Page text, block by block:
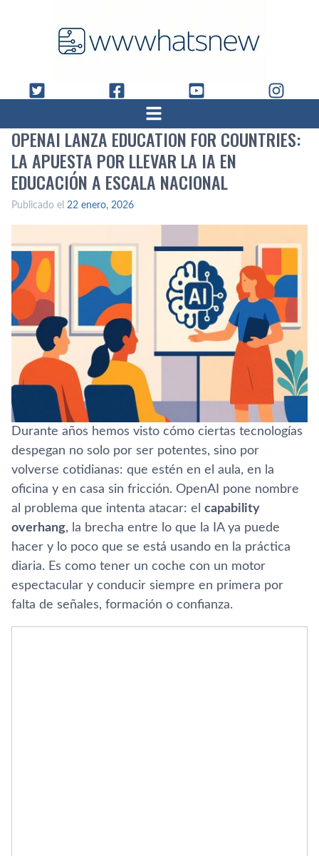
OPENAI LANZA EDUCATION FOR COUNTRIES:
LA APUESTA POR LLEVAR LA IA EN
EDUCACIÓN A ESCALA NACIONAL
Publicado el 22 enero, 2026
Durante años hemos visto cómo ciertas tecnologías
despegan no solo por ser potentes, sino por
volverse cotidianas: que estén en el aula, en la
oficina y en casa sin fricción. OpenAI pone nombre
al problema que intenta atacar: el capability
overhang, la brecha entre lo que la IA ya puede
hacer y lo poco que se está usando en la práctica
diaria. Es como tener un coche con un motor
espectacular y conducir siempre en primera por
falta de señales, formación o confianza.